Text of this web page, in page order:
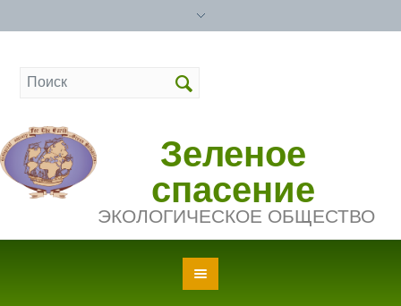
Зеленое
спасение
ЭКОЛОГИЧЕСКОЕ ОБЩЕСТВО